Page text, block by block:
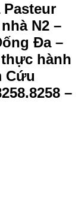
N2 –
Đa –
hành
Cứu
–